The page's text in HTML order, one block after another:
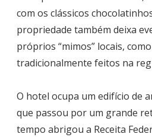
com os clássicos
propriedade também deixa
próprios “mimos” locais,
tradicionalmente feitos na
O hotel ocupa um edifício de
que passou por um grande
tempo abrigou a Receita